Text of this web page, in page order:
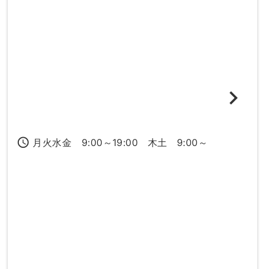
access_time 月火水金 9:00～19:00 木土 9:00～